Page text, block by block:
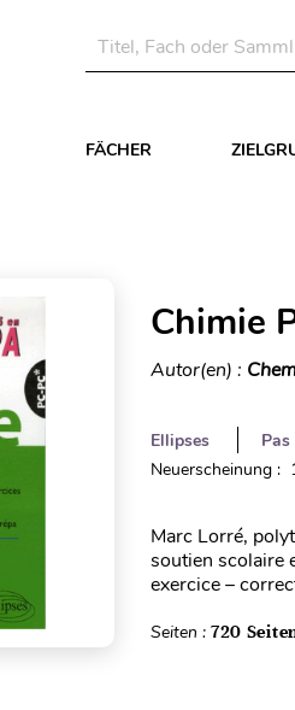
FÄCHER
Chimie
Autor(en) :
Ellipses
Neuerscheinung :
Marc Lorré,
soutien scolaire
exercice –
Seiten : 720